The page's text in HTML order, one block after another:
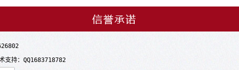
持：QQ1683718782